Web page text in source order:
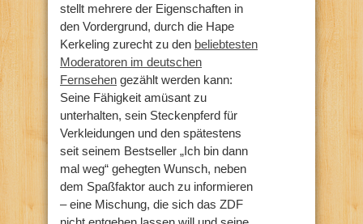
stellt mehrere der Eigenschaften in
den Vordergrund, durch die Hape
Kerkeling zurecht zu den beliebtesten
Moderatoren im deutschen
Fernsehen gezählt werden kann:
Seine Fähigkeit amüsant zu
unterhalten, sein Steckenpferd für
Verkleidungen und den spätestens
seit seinem Bestseller „Ich bin dann
mal weg“ gehegten Wunsch, neben
dem Spaßfaktor auch zu informieren
– eine Mischung, die sich das ZDF